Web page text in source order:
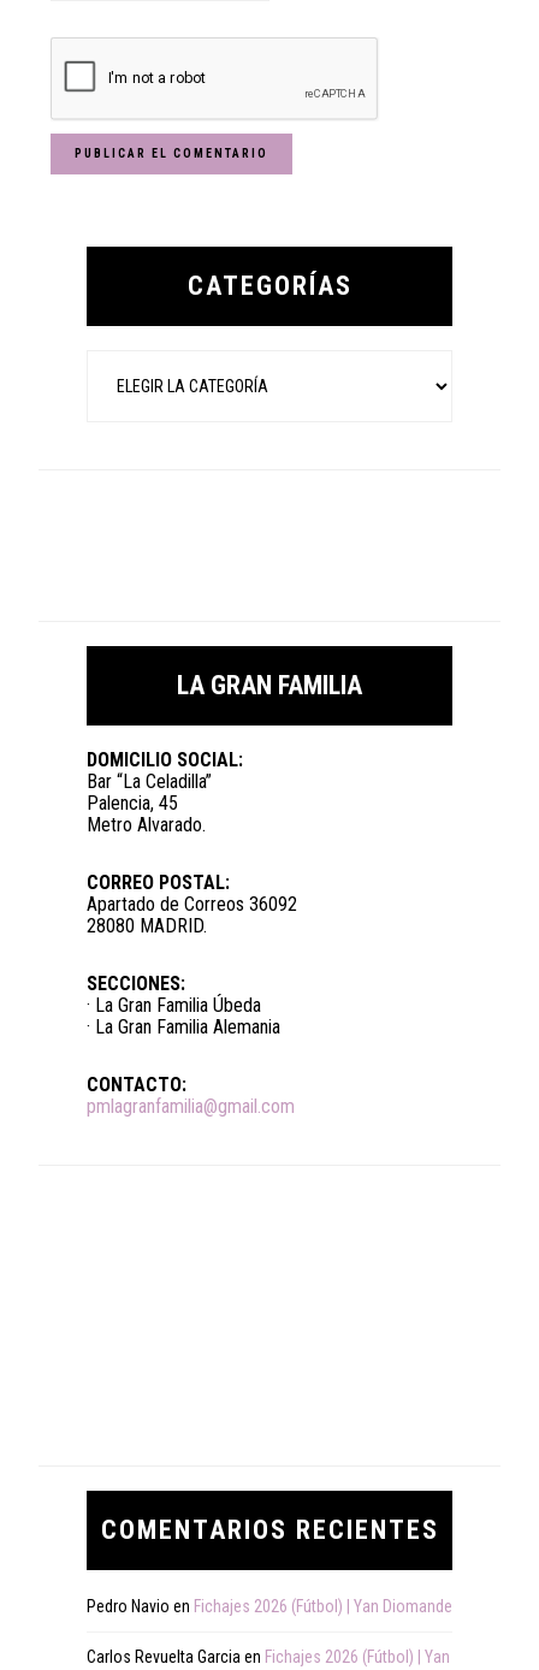
Primary
CATEGORÍAS
LA GRAN FAMILIA
DOMICILIO SOCIAL:
Bar “La Celadilla”
Palencia, 45
Metro Alvarado.
CORREO POSTAL:
Apartado de Correos 36092
28080 MADRID.
SECCIONES:
· La Gran Familia Úbeda
· La Gran Familia Alemania
CONTACTO:
pmlagranfamilia@gmail.com
COMENTARIOS RECIENTES
Pedro Navio en Fichajes 2026 (Fútbol) | Yan Diomande
Carlos Revuelta Garcia en Fichajes 2026 (Fútbol) | Yan